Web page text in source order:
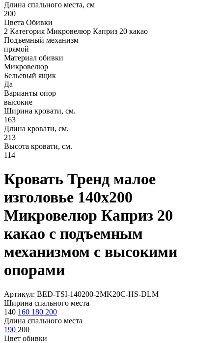
Длина спального места, см
200
Цвета Обивки
2 Категория Микровелюр Каприз 20 какао
Подъемный механизм
прямой
Материал обивки
Микровелюр
Бельевый ящик
Да
Варианты опор
высокие
Ширина кровати, см.
163
Длина кровати, см.
213
Высота кровати, см.
114
Кровать Тренд малое
изголовье 140х200
Микровелюр Каприз 20
какао с подъемным
механизмом с высокими
опорами
Артикул: BED-TSI-140200-2MK20C-HS-DLM
Ширина спального места
140 160 180 200
Длина спального места
190 200
Цвет обивки